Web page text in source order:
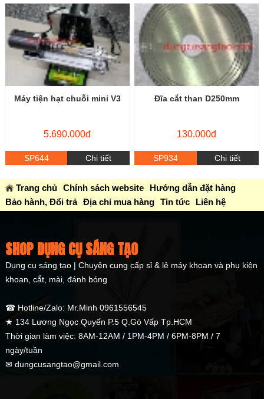
Máy tiện hạt chuỗi mini V3
5.690.000đ
SP644 Chi tiết
Đĩa cắt than D250mm
130.000đ
SP934 Chi tiết
Trang chủ Chính sách website
Hướng dẫn đặt hàng
Bảo hành, Đổi trả Địa chỉ mua hàng Tin tức Liên hệ
SHOP DỤNG CỤ SÁNG TẠO
Dụng cụ sáng tạo | Chuyên cung cấp sỉ & lẻ máy khoan và phụ kiện
khoan, cắt, mài, đánh bóng
☎ Hotline/Zalo: Mr.Minh 0961556545
★ 134 Lương Ngọc Quyến P.5 Q.Gò Vấp Tp.HCM
Thời gian làm việc: 8AM-12AM / 1PM-4PM / 6PM-8PM / 7
ngày/tuần
✉ dungcusangtao@gmail.com